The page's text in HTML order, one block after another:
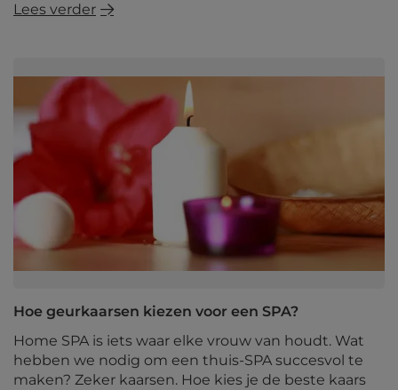
Lees verder
Hoe geurkaarsen kiezen voor een SPA?
Home SPA is iets waar elke vrouw van houdt. Wat
hebben we nodig om een ​​thuis-SPA succesvol te
maken? Zeker kaarsen. Hoe kies je de beste kaars